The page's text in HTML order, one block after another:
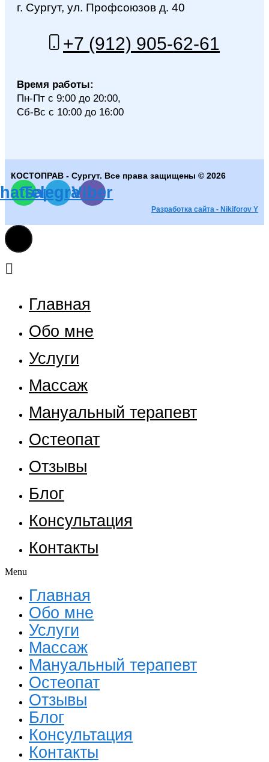
г. Сургут, ул. Профсоюзов д. 40
+7 (912) 905-62-61
Время работы:
Пн-Пт с 9:00 до 20:00,
Сб-Вс с 10:00 до 16:00
КОСТОПРАВ - Сургут. Все права защищены © 2026
Telegram
Viber
Разработка сайта - Nikiforov Y
Главная
Обо мне
Услуги
Массаж
Мануальный терапевт
Остеопат
Отзывы
Блог
Консультация
Контакты
Menu
Главная
Обо мне
Услуги
Массаж
Мануальный терапевт
Остеопат
Отзывы
Блог
Консультация
Контакты